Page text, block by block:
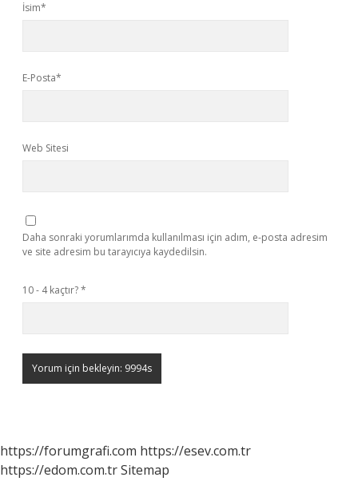
İsim*
E-Posta*
Web Sitesi
Daha sonraki yorumlarımda kullanılması için adım, e-posta adresim
ve site adresim bu tarayıcıya kaydedilsin.
10 - 4 kaçtır?*
https://forumgrafi.com https://esev.com.tr
https://edom.com.trSitemap